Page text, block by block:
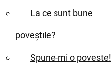
La ce sunt bune
poveștile?
Spune-mi o poveste!